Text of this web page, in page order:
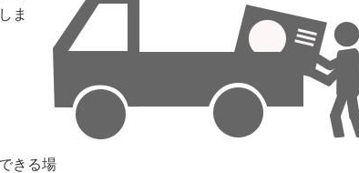
ま
きる場